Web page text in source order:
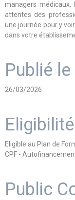
managers
attentes des
une journée pour y
dans votre
Publié le
26/03/2026
Eligibilité
Eligible au Plan de
CPF -
Public